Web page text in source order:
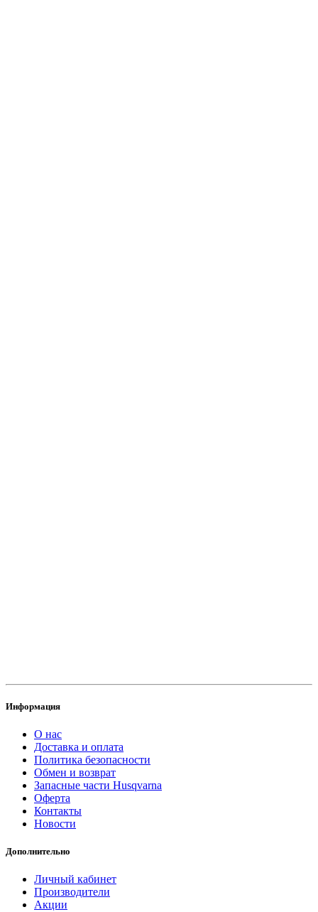
Информация
О нас
Доставка и оплата
Политика безопасности
Обмен и возврат
Запасные части Husqvarna
Оферта
Контакты
Новости
Дополнительно
Личный кабинет
Производители
Акции